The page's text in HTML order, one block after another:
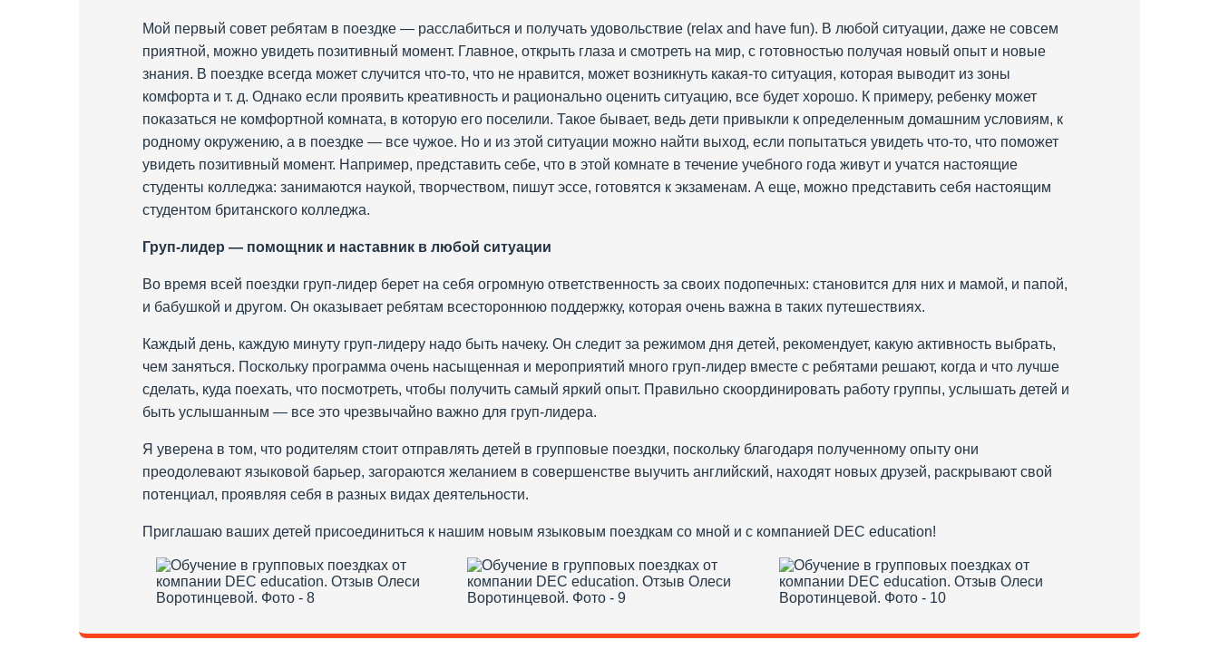
Мой первый совет ребятам в поездке — расслабиться и получать удовольствие (relax and have fun). В любой ситуации, даже не совсем
приятной, можно увидеть позитивный момент. Главное, открыть глаза и смотреть на мир, с готовностью получая новый опыт и новые
знания. В поездке всегда может случится что-то, что не нравится, может возникнуть какая-то ситуация, которая выводит из зоны
комфорта и т. д. Однако если проявить креативность и рационально оценить ситуацию, все будет хорошо. К примеру, ребенку может
показаться не комфортной комната, в которую его поселили. Такое бывает, ведь дети привыкли к определенным домашним условиям, к
родному окружению, а в поездке — все чужое. Но и из этой ситуации можно найти выход, если попытаться увидеть что-то, что поможет
увидеть позитивный момент. Например, представить себе, что в этой комнате в течение учебного года живут и учатся настоящие
студенты колледжа: занимаются наукой, творчеством, пишут эссе, готовятся к экзаменам. А еще, можно представить себя настоящим
студентом британского колледжа.
Груп-лидер — помощник и наставник в любой ситуации
Во время всей поездки груп-лидер берет на себя огромную ответственность за своих подопечных: становится для них и мамой, и папой,
и бабушкой и другом. Он оказывает ребятам всестороннюю поддержку, которая очень важна в таких путешествиях.
Каждый день, каждую минуту груп-лидеру надо быть начеку. Он следит за режимом дня детей, рекомендует, какую активность выбрать,
чем заняться. Поскольку программа очень насыщенная и мероприятий много груп-лидер вместе с ребятами решают, когда и что лучше
сделать, куда поехать, что посмотреть, чтобы получить самый яркий опыт. Правильно скоординировать работу группы, услышать детей и
быть услышанным — все это чрезвычайно важно для груп-лидера.
Я уверена в том, что родителям стоит отправлять детей в групповые поездки, поскольку благодаря полученному опыту они
преодолевают языковой барьер, загораются желанием в совершенстве выучить английский, находят новых друзей, раскрывают свой
потенциал, проявляя себя в разных видах деятельности.
Приглашаю ваших детей присоединиться к нашим новым языковым поездкам со мной и с компанией DEC education!